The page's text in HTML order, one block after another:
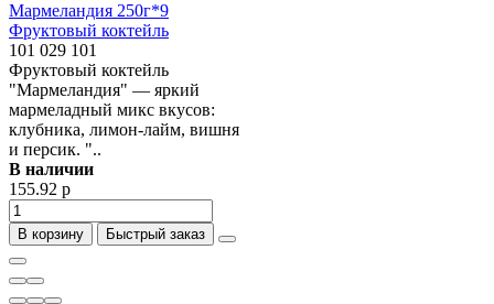
Мармеландия 250г*9
Фруктовый коктейль
101 029 101
Фруктовый коктейль
"Мармеландия" — яркий
мармеладный микс вкусов:
клубника, лимон-лайм, вишня
и персик. "..
В наличии
155.92 р
В корзину Быстрый заказ